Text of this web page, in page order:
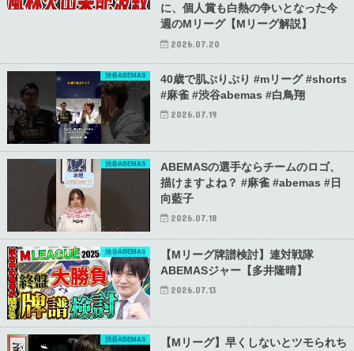
に、個人賞も白熱の争いとなった今
週のMリーグ【Mリーグ解説】
2026.07.20
渋谷ABEMAS
40歳で肌ぷりぷり #mリーグ #shorts
#麻雀 #渋谷abemas #白鳥翔
2026.07.19
渋谷ABEMAS
ABEMASの選手ならチームのロゴ、
描けますよね？ #麻雀 #abemas #日
向藍子
2026.07.18
渋谷ABEMAS
【Mリーグ牌譜検討】連対戦隊
ABEMASジャー【多井隆晴】
2026.07.13
渋谷ABEMAS
【Mリーグ】早くしないとツモられち